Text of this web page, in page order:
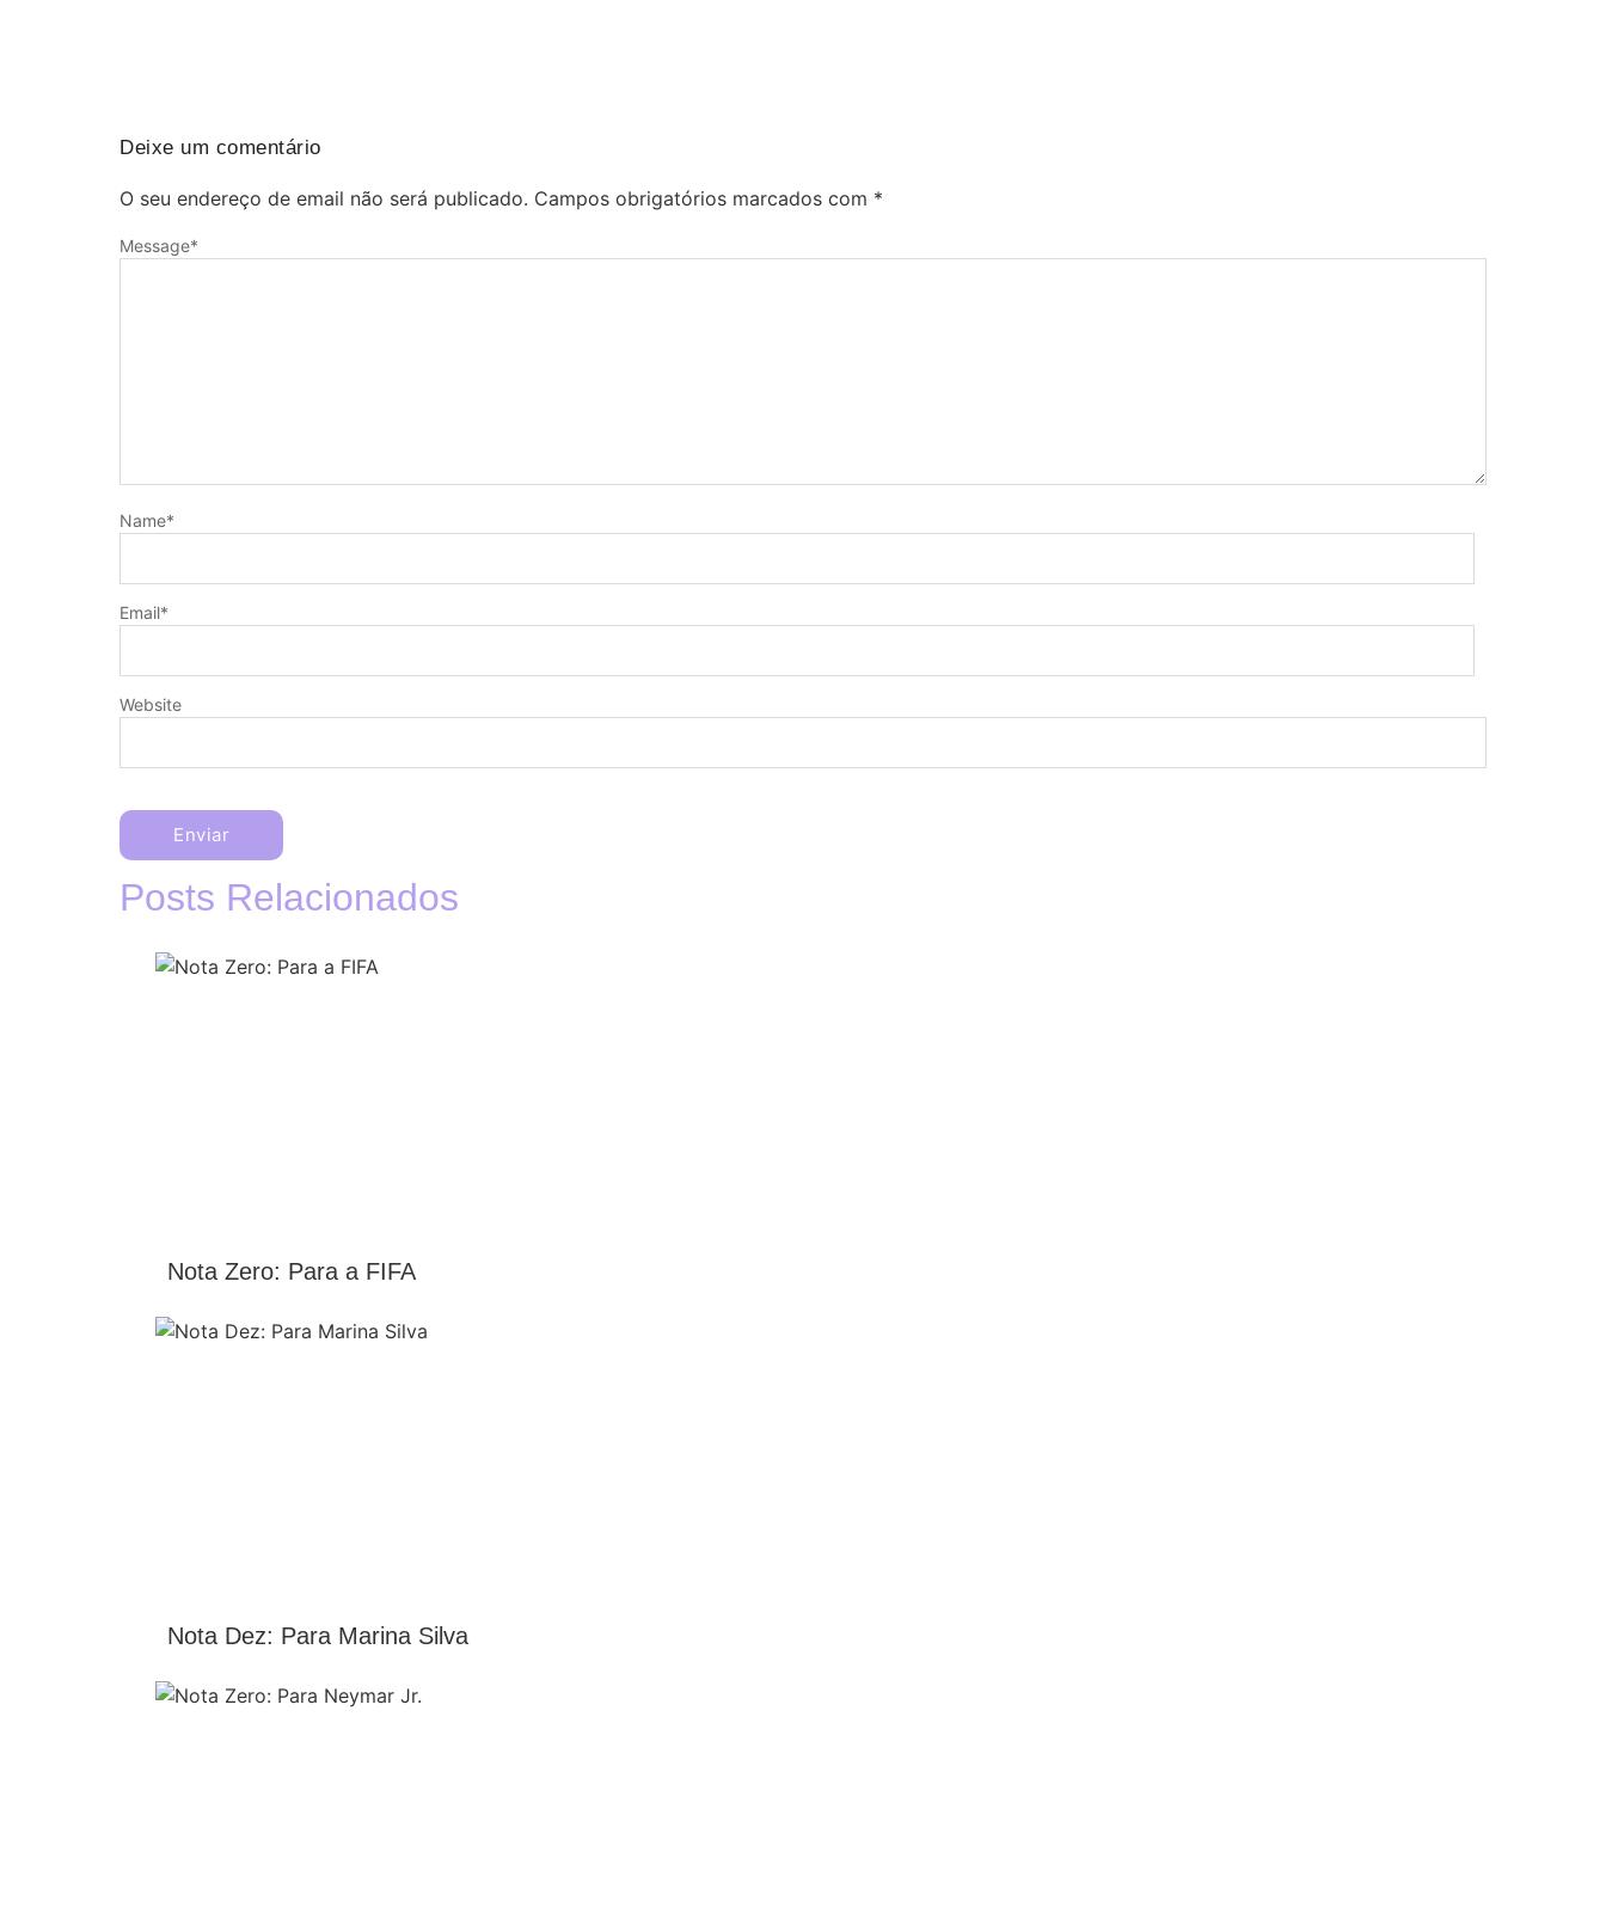
Deixe um comentário
O seu endereço de email não será publicado. Campos obrigatórios marcados com *
Message*
Name*
Email*
Website
Posts Relacionados
Nota Zero: Para a FIFA
Nota Dez: Para Marina Silva